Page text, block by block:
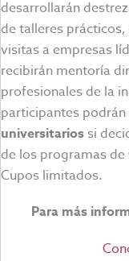
desarrollarán
de talleres
visitas a empresas
recibirán mentoría
profesionales de la
participantes podrán
universitarios si
de los programas
Cupos limitados.
Para más